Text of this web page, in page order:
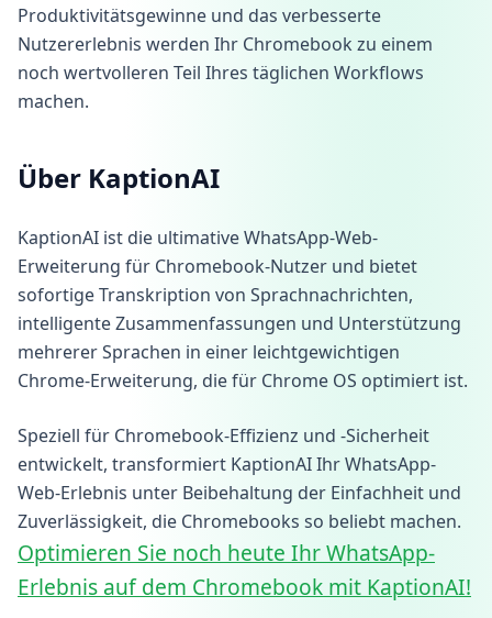
Produktivitätsgewinne und das verbesserte
Nutzererlebnis werden Ihr Chromebook zu einem
noch wertvolleren Teil Ihres täglichen Workflows
machen.
Über KaptionAI
KaptionAI ist die ultimative WhatsApp-Web-
Erweiterung für Chromebook-Nutzer und bietet
sofortige Transkription von Sprachnachrichten,
intelligente Zusammenfassungen und Unterstützung
mehrerer Sprachen in einer leichtgewichtigen
Chrome-Erweiterung, die für Chrome OS optimiert ist.
Speziell für Chromebook-Effizienz und -Sicherheit
entwickelt, transformiert KaptionAI Ihr WhatsApp-
Web-Erlebnis unter Beibehaltung der Einfachheit und
Zuverlässigkeit, die Chromebooks so beliebt machen.
Optimieren Sie noch heute Ihr WhatsApp-
Erlebnis auf dem Chromebook mit KaptionAI!